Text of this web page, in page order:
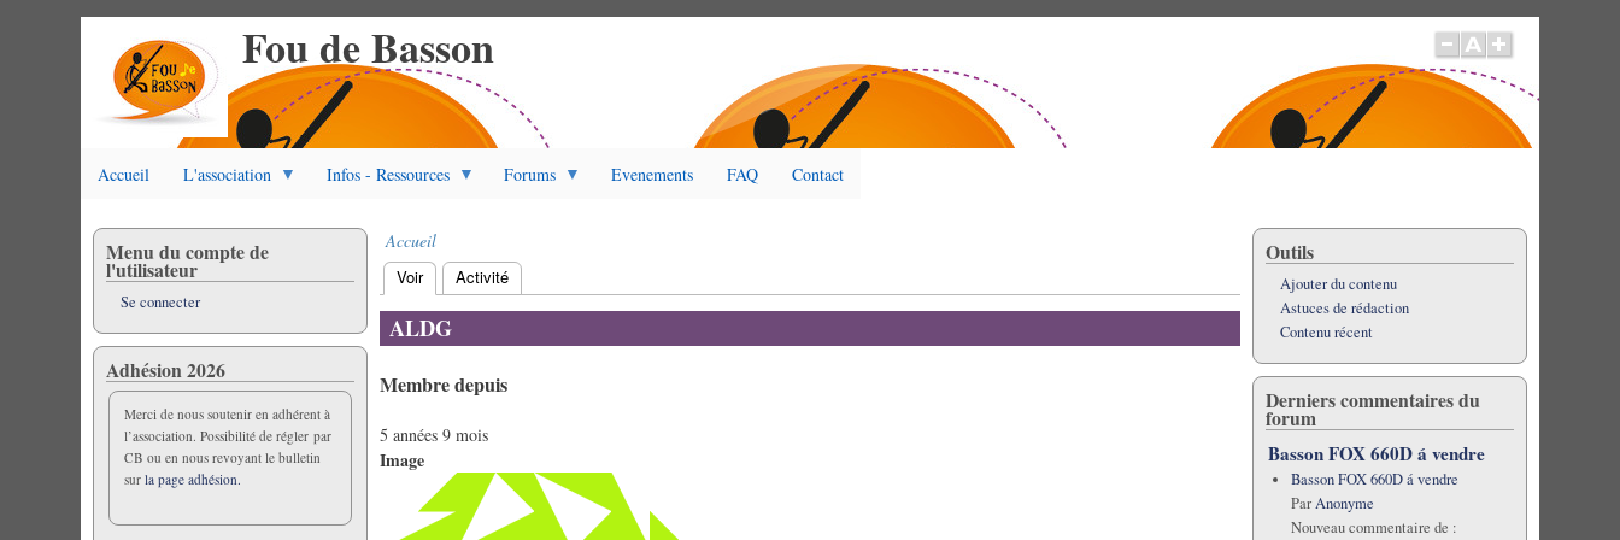
Fou de Basson
Accueil L'association Infos - Ressources Forums Evenements FAQ Contact
Fil
d'Ariane
Accueil
Onglets
principaux
Voir(onglet actif)
Activité
ALDG
Membre depuis
5 années 9 mois
Image
Menu du compte de
l'utilisateur
Se connecter
Adhésion 2026
Merci de nous soutenir en adhérent à
l’association. Possibilité de régler par
CB ou en nous revoyant le bulletin
surla page adhésion.
Outils
Ajouter du contenu
Astuces de rédaction
Contenu récent
Derniers commentaires du
forum
Basson FOX 660D á vendre
Basson FOX 660D á vendre
ParAnonyme
Nouveau commentaire de :